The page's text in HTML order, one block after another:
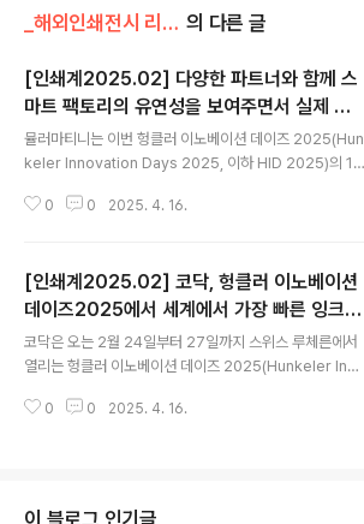
_해외인쇄전시 리포트_/기타 해외 전시회 의 다른 글
[인쇄계2025.02] 다양한 파트너와 함께 스
마트 팩토리의 유연성을 보여주면서 실제 시
현 진행하는 뮬러마티니
뮬러마티니는 이번 헝클러 이노베이션 데이즈 2025(Hun
keler Innovation Days 2025, 이하 HID 2025)의 1
트 팩토리의 유연성을 보여주는 실제 시연을 진행할 계획
운 아이디어와 혁신적인 솔루션을 통해 영감을 얻을 수 있
는 특별한 기회를 제공할 예정”이라고 하면서, “특히 뮬러
마티니와 헝클러의 최첨단 기술을 기반으로 다양한 파트너
십을 통해 생산 잠재력을 높일 수 있는 혁신적인 접근 방식
과 비즈니스 사례를 경험할 수 있을 것”이라고 말했다.소프
트커버 도서 제작 1(무선 제책)하이델베르그와 협력해서
0 0 2025. 4. 16.
[인쇄계2025.02] 코닥, 헝클러 이노베이션
데이즈2025에서 세계에서 가장 빠른 잉크젯
인쇄기를 선보일 예정
코닥은 오는 2월 24일부터 27일까지 스위스 루체른에서
열리는 헝클러 이노베이션 데이즈 2025(Hunkeler Inno
에서 세계에서 가장 빠른 풀컬러 연속지 잉크젯 인쇄기 코
o Press는 이번 행사를 통해서 유럽 지역에 처음 선보이
0 0 2025. 4. 16.
이 블로그 인기글